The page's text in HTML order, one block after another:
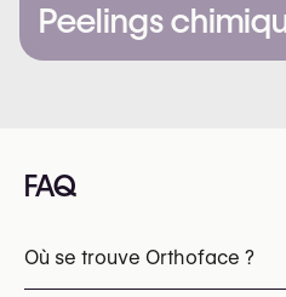
Peelings
FAQ
Où se trouve Orthoface ?